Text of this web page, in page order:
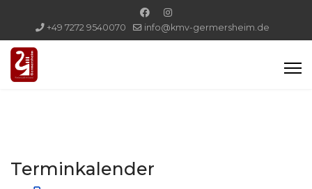
+49 7272 9540070 info@kmv-germersheim.de
Terminkalender